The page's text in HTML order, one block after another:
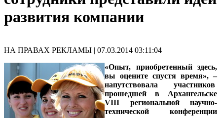
развития компании
НА ПРАВАХ РЕКЛАМЫ | 07.03.2014 03:11:04
«Опыт, приобретенный здесь,
вы оцените спустя время», –
напутствовала участников
прошедшей в Архангельске
VIII региональной научно-
технической конференции